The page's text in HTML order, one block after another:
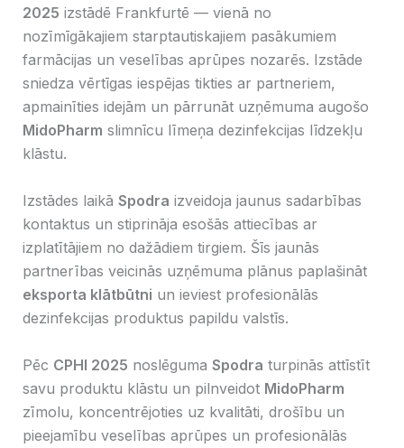
2025 izstādē Frankfurtē — vienā no
nozīmīgākajiem starptautiskajiem pasākumiem
farmācijas un veselības aprūpes nozarēs. Izstāde
sniedza vērtīgas iespējas tikties ar partneriem,
apmainīties idejām un pārrunāt uzņēmuma augošo
MidoPharm slimnīcu līmeņa dezinfekcijas līdzekļu
klāstu.
Izstādes laikāSpodra izveidoja jaunus sadarbības
kontaktus un stiprināja esošās attiecības ar
izplatītājiem no dažādiem tirgiem. Šīs jaunās
partnerības veicinās uzņēmuma plānus paplašināt
eksporta klātbūtni un ieviest profesionālās
dezinfekcijas produktus papildu valstīs.
Pēc CPHI 2025 noslēgumaSpodra turpinās attīstīt
savu produktu klāstu un pilnveidot MidoPharm
zīmolu, koncentrējoties uz kvalitāti, drošību un
pieejamību veselības aprūpes un profesionālās